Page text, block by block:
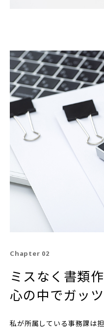
Chapter 02
ミスなく書類
心の中でガッ
私が所属している事務課は